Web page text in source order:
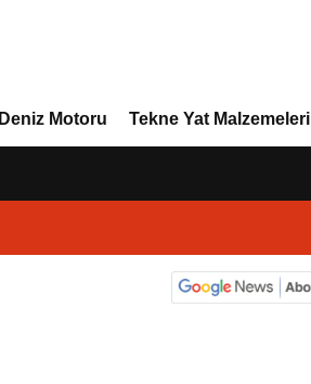
Deniz Motoru Tekne Yat Malzemeleri